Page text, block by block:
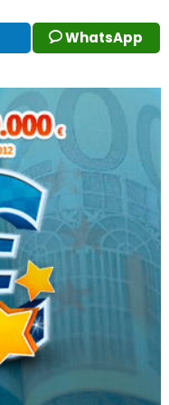
WhatsApp